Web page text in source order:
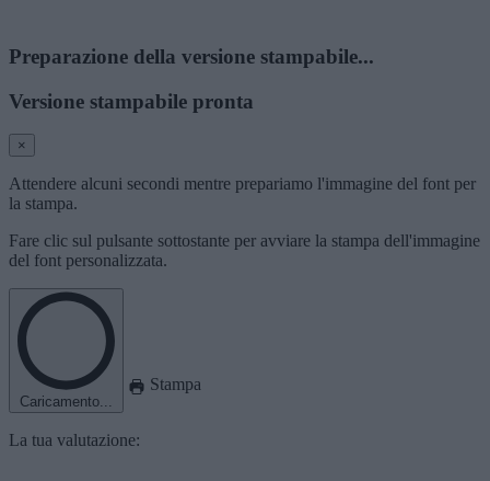
Preparazione della versione stampabile...
Versione stampabile pronta
×
Attendere alcuni secondi mentre prepariamo l'immagine del font per
la stampa.
Fare clic sul pulsante sottostante per avviare la stampa dell'immagine
del font personalizzata.
Caricamento...
Stampa
La tua valutazione: